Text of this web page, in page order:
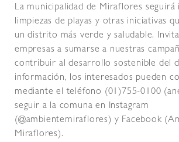
La municipalidad de Miraflores seguirá
limpiezas de playas y otras iniciativas
un distrito más verde y saludable.
empresas a sumarse a nuestras
contribuir al desarrollo sostenible del
información, los interesados pueden
mediante el teléfono (01)755-0100
seguir a la comuna en Instagram
(@ambientemiraflores) y Facebook
Miraflores).